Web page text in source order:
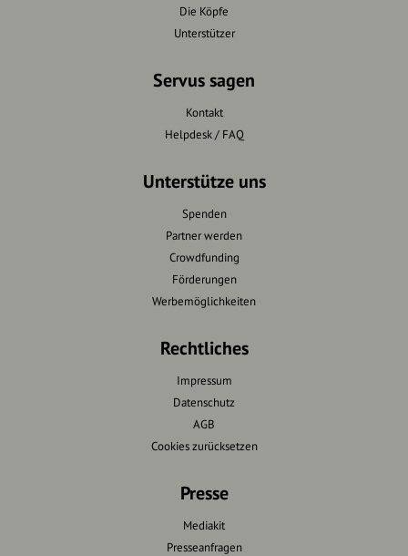
Die Köpfe
Unterstützer
Servus sagen
Kontakt
Helpdesk / FAQ
Unterstütze uns
Spenden
Partner werden
Crowdfunding
Förderungen
Werbemöglichkeiten
Rechtliches
Impressum
Datenschutz
AGB
Cookies zurücksetzen
Presse
Mediakit
Presseanfragen